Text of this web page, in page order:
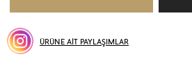
ÜRÜNE AİT PAYLAŞIMLAR